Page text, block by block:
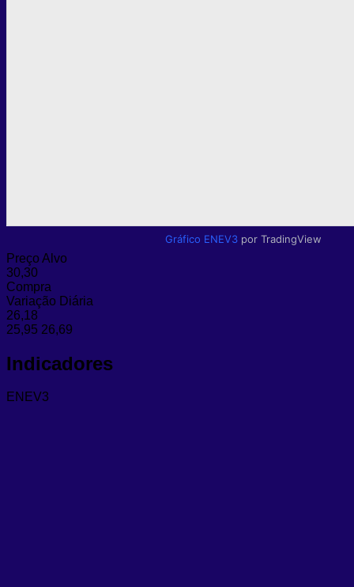
Gráfico ENEV3 por TradingView
Preço Alvo
30,30
Compra
Variação Diária
26,18
25,95 26,69
Indicadores
ENEV3